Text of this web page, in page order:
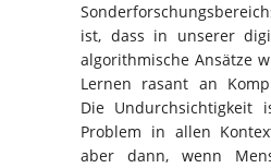
ist, dass in unserer
algorithmische Ansätze
Lernen rasant an
Die Undurchsichtigkeit
Problem in allen
aber dann, wenn